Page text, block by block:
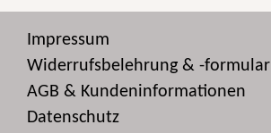
Impressum
Widerrufsbelehrung & -formular
AGB & Kundeninformationen
Datenschutz